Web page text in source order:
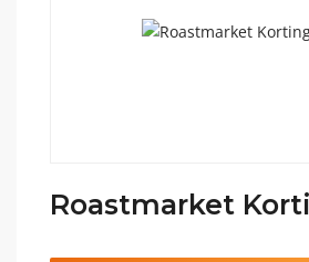
Roastmarket